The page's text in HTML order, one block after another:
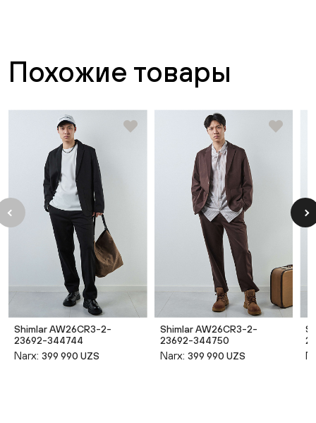
Похожие товары
Shimlar AW26CR3-2-
23692-344744
Narx: 399 990 UZS
Shimlar AW26CR3-2-
23692-344750
Narx: 399 990 UZS